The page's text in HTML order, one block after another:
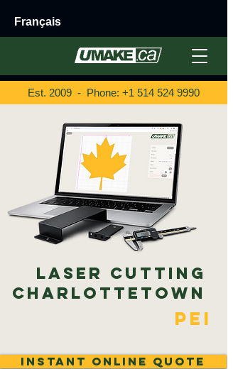
Français
Est. 2009 - Phone: +1 514 524 9990
Laser Cutting
Charlottetown
PEI
Instant Online Quote